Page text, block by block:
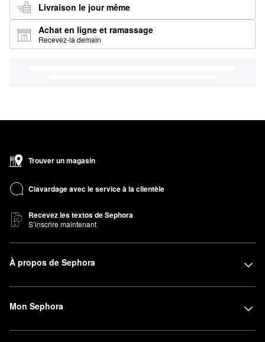
Livraison le jour même
Achat en ligne et ramassage
Recevez-la demain
Trouver un magasin
Clavardage avec le service à la clientèle
Recevez les textos de Sephora
S’inscrire maintenant
À propos de Sephora
Mon Sephora